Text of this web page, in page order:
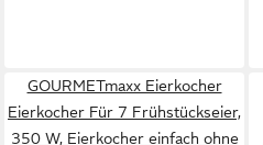
GOURMETmaxx Eierkocher
Eierkocher Für 7 Frühstückseier,
350 W, Eierkocher einfach ohne